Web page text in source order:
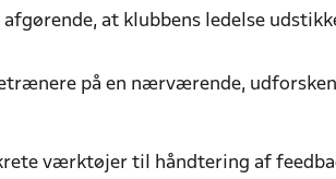
afgørende, at klubbens ledelse
på en nærværende,
værktøjer til håndtering af